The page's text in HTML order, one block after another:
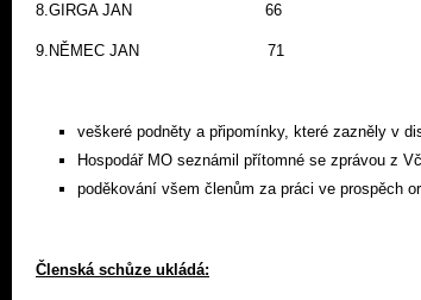
8.GIRGA JAN 66
9.NĚMEC JAN 71
veškeré podněty a připomínky, které zazněly v
Hospodář MO seznámil přítomné se zprávou z
poděkování všem členům za práci ve prospěch
Členská schůze ukládá: